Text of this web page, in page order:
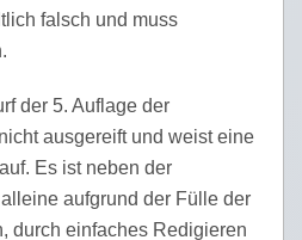
falsch und muss
der 5. Auflage der
ausgereift und weist eine
Es ist neben der
aufgrund der Fülle der
durch einfaches Redigieren